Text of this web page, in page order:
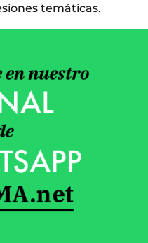
temáticas.